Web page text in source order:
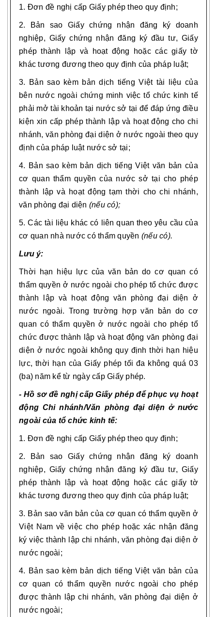
1. Đơn đề nghị cấp Giấy phép theo quy định;
2. Bản sao Giấy chứng nhận đăng ký doanh
nghiệp, Giấy chứng nhận đăng ký đầu tư, Giấy
phép thành lập và hoạt động hoặc các giấy tờ
khác tương đương theo quy định của pháp luật;
3. Bản sao kèm bản dịch tiếng Việt tài liệu của
bên nước ngoài chứng minh việc tổ chức kinh tế
phải mở tài khoản tại nước sở tại để đáp ứng điều
kiện xin cấp phép thành lập và hoạt động cho chi
nhánh, văn phòng đại diện ở nước ngoài theo quy
định của pháp luật nước sở tại;
4. Bản sao kèm bản dịch tiếng Việt văn bản của
cơ quan thẩm quyền của nước sở tại cho phép
thành lập và hoạt động tạm thời cho chi nhánh,
văn phòng đại diện (nếu có);
5. Các tài liệu khác có liên quan theo yêu cầu của
cơ quan nhà nước có thẩm quyền (nếu có).
Lưu ý:
Thời hạn hiệu lực của văn bản do cơ quan có
thẩm quyền ở nước ngoài cho phép tổ chức được
thành lập và hoạt động văn phòng đại diện ở
nước ngoài. Trong trường hợp văn bản do cơ
quan có thẩm quyền ở nước ngoài cho phép tổ
chức được thành lập và hoạt động văn phòng đại
diện ở nước ngoài không quy định thời hạn hiệu
lực, thời hạn của Giấy phép tối đa không quá 03
(ba) năm kểtừ ngày cấp Giấy phép.
- Hồ sơ đề nghị cấp Giấy phép để phục vụ hoạt
động Chi nhánh/Văn phòng đại diện ở nước
ngoài của tổ chức kinh tế:
1. Đơn đề nghị cấp Giấy phép theo quy định;
2. Bản sao Giấy chứng nhận đăng ký doanh
nghiệp, Giấy chứng nhận đăng ký đầu tư, Giấy
phép thành lập và hoạt động hoặc các giấy tờ
khác tương đương theo quy định của pháp luật;
3. Bản sao văn bản của cơ quan có thẩm quyền ở
Việt Nam về việc cho phép hoặc xác nhận đăng
ký việc thành lập chi nhánh, văn phòng đại diện ở
nước ngoài;
4. Bản sao kèm bản dịch tiếng Việt văn bản của
cơ quan có thẩm quyền nước ngoài cho phép
được thành lập chi nhánh, văn phòng đại diện ở
nước ngoài;